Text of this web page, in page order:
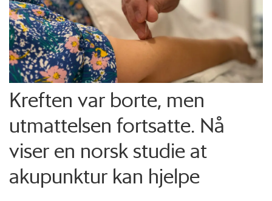
Kreften var borte, men
utmattelsen fortsatte. Nå
viser en norsk studie at
akupunktur kan hjelpe